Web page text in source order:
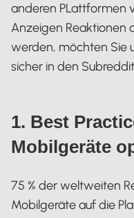
anderen PLattformen
Anzeigen Reaktionen
werden, möchten Sie
sicher in den
1. Best
Mobilgeräte
75 % der weltweiten
Mobilgeräte auf die